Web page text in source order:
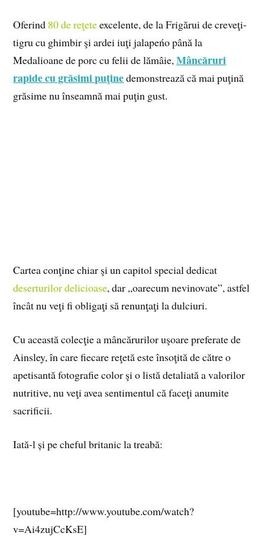
Oferind 80 de reţeteexcelente, de la Frigărui de creveţi-
tigru cu ghimbir şi ardei iuţi jalapeńo până la
Medalioane de porc cu felii de lămâie,Mâncăruri
rapide cu grăsimi puţinedemonstrează că mai puţină
grăsime nu înseamnă mai puţin gust.
Cartea conţine chiar şi un capitol special dedicat
deserturilor delicioase, dar „oarecum nevinovate”, astfel
încât nu veţi fi obligaţi să renunţaţi la dulciuri.
Cu această colecţie a mâncărurilor uşoare preferate de
Ainsley, în care fiecare reţetă este însoţită de către o
apetisantă fotografie color şi o listă detaliată a valorilor
nutritive, nu veţi avea sentimentul că faceţi anumite
sacrificii.
Iată-l și pe cheful britanic la treabă:
[youtube=http://www.youtube.com/watch?
v=Ai4zujCcKsE]